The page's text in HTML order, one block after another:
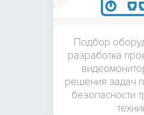
Подбор
разработка
решения задач
безопасности